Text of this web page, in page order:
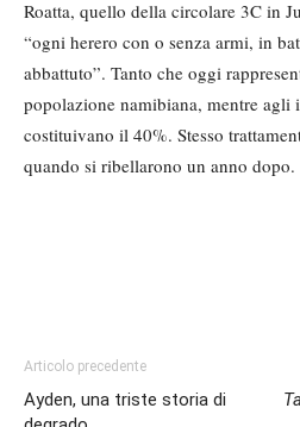
Roatta, quello della circolare 3C in
“ogni herero con o senza armi, in
abbattuto”. Tanto che oggi
popolazione namibiana, mentre
costituivano il 40%. Stesso
quando si ribellarono un anno dopo.
Articolo precedente
Ayden, una triste storia di